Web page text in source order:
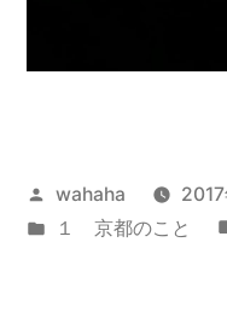
投
稿
wahaha
カ
１ 京都のこと